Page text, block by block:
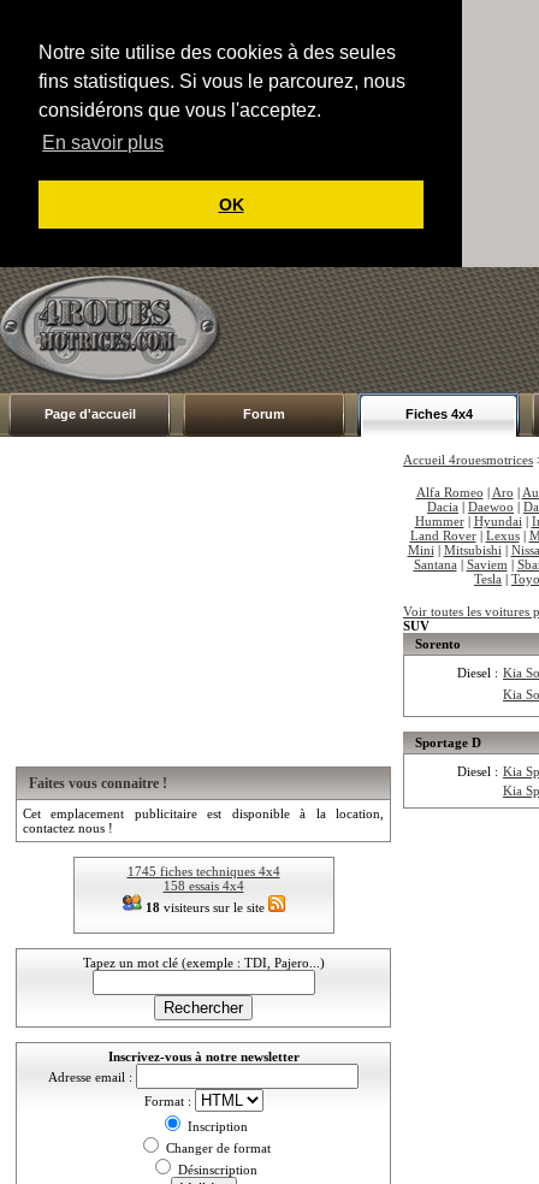
Notre site utilise des cookies à des seules
fins statistiques. Si vous le parcourez, nous
considérons que vous l'acceptez.
En savoir plus
OK
Page d'accueil Forum Fiches 4x4
Faites vous connaitre !
Cet emplacement publicitaire est disponible à la location,
contactez nous !
1745 fiches techniques 4x4
158 essais 4x4
18visiteurs sur le site
Tapez un mot clé (exemple : TDI, Pajero...)
Inscrivez-vous à notre newsletter
Adresse email :
Format :
Inscription
Changer de format
Désinscription
Accueil 4rouesmotrices
Alfa Romeo | Aro |
Dacia | Daewoo |
Hummer| Hyundai |
Land Rover| Lexus|
Mini | Mitsubishi |
Santana | Saviem |
Tesla |
Voir toutes les voitures
SUV
Sorento
Diesel : Kia
Kia
Sportage D
Diesel : Kia
Kia